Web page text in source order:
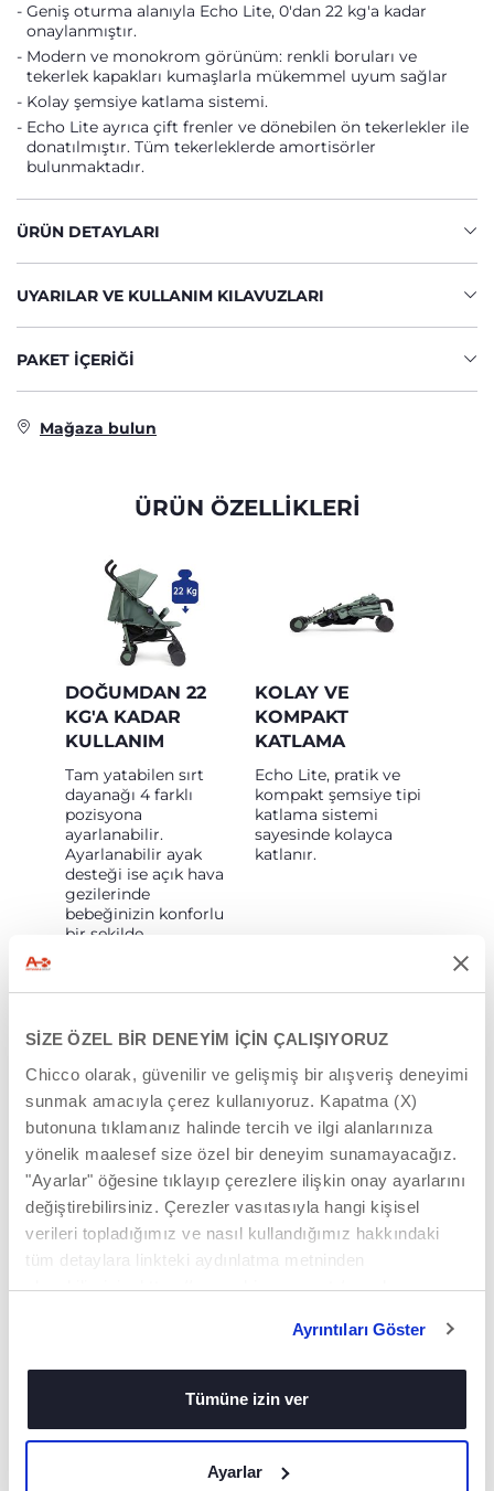
SİZE ÖZEL BİR DENEYİM İÇİN ÇALIŞIYORUZ
Chicco olarak, güvenilir ve gelişmiş bir alışveriş deneyimi
sunmak amacıyla çerez kullanıyoruz. Kapatma (X)
butonuna tıklamanız halinde tercih ve ilgi alanlarınıza
yönelik maalesef size özel bir deneyim sunamayacağız.
"Ayarlar" öğesine tıklayıp çerezlere ilişkin onay ayarlarını
değiştirebilirsiniz. Çerezler vasıtasıyla hangi kişisel
verileri topladığımız ve nasıl kullandığımız hakkındaki
tüm detaylara linkteki aydınlatma metninden
ulaşabilirsiniz. https://www.chicco.com.tr/yasal-
Ayrıntıları Göster
Tümüne izin ver
Ayarlar
Geniş oturma alanıyla Echo Lite, 0'dan 22 kg'a kadar
onaylanmıştır.
Modern ve monokrom görünüm: renkli boruları ve
tekerlek kapakları kumaşlarla mükemmel uyum sağlar
Kolay şemsiye katlama sistemi.
Echo Lite ayrıca çift frenler ve dönebilen ön tekerlekler ile
donatılmıştır. Tüm tekerleklerde amortisörler
bulunmaktadır.
ÜRÜN DETAYLARI
UYARILAR VE KULLANIM KILAVUZLARI
PAKET IÇERIĞI
Mağaza bulun
ÜRÜN ÖZELLİKLERİ
DOĞUMDAN 22
KG'A KADAR
KULLANIM
Tam yatabilen sırt
dayanağı 4 farklı
pozisyona
ayarlanabilir.
Ayarlanabilir ayak
desteği ise açık hava
gezilerinde
bebeğinizin konforlu
bir şekilde
olur.
KOLAY VE
KOMPAKT
KATLAMA
Echo Lite, pratik ve
kompakt şemsiye tipi
katlama sistemi
sayesinde kolayca
katlanır.
GÜVENLIK
Geniş oturma ünitesi
ve yumuşak dolgulu
ön bar ile konforlu ve
güvenli kullanım
MODERN VE ŞIK
TASARIM
Echo Lite'ın modern
ve tek renkli tasarımı,
renkli şasi boruları ve
tekerlek kapaklarının
görünümüyle şık bir
bütünlük sunar.
DAHA FAZLA KEŞFET